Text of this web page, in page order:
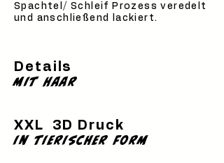
Spachtel/ Schleif Prozess veredelt
und anschließend lackiert.
Details
mit Haar
XXL 3D Druck
in tierischer form